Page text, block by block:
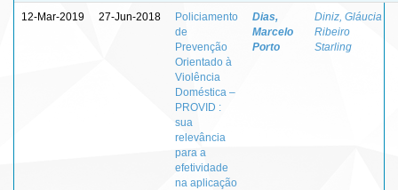
12-Mar-2019 27-Jun-2018
Policiamento
de
Prevenção
Orientado à
Violência
Doméstica –
PROVID :
sua
relevância
para a
efetividade
na aplicação
Dias,
Marcelo
Porto
Diniz, Gláucia
Ribeiro
Starling